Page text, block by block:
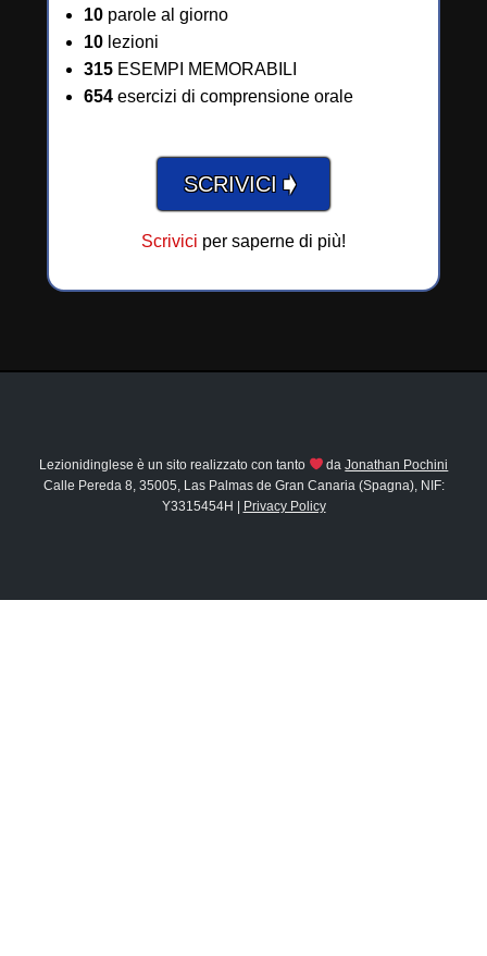
10 parole al giorno
10 lezioni
315 ESEMPI MEMORABILI
654 esercizi di comprensione orale
SCRIVICI ➧
Scrivici per saperne di più!
Lezionidinglese è un sito realizzato con tanto daJonathan Pochini
Calle Pereda 8, 35005, Las Palmas de Gran Canaria (Spagna), NIF:
Y3315454H |
Privacy Policy